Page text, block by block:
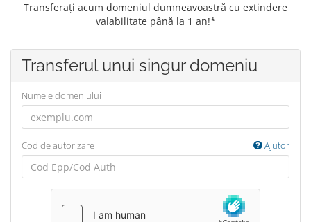
Transferați acum domeniul dumneavoastră cu extindere
valabilitate până la 1 an!*
Transferul unui singur domeniu
Numele domeniului
Cod de autorizare Ajutor